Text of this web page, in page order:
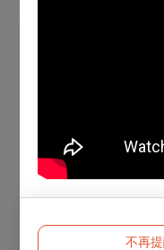
不再
青年席位僅限於
幣支付，席次有限，
※持青年席位票券者
格，並於入場時出示
場、亦不進行退／換